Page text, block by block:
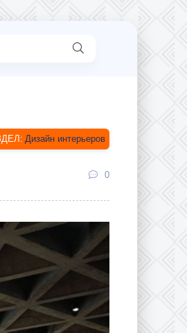
Дизайн интерьеров
0